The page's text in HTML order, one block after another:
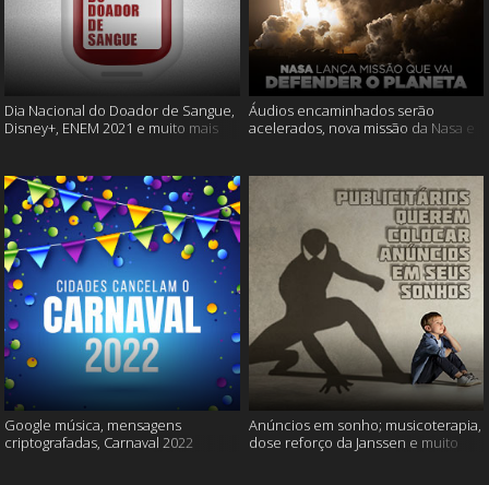
Dia Nacional do Doador de Sangue,
Disney+, ENEM 2021 e muito mais
Áudios encaminhados serão
acelerados, nova missão da Nasa e
Google música, mensagens
criptografadas, Carnaval 2022
Anúncios em sonho; musicoterapia,
dose reforço da Janssen e muito